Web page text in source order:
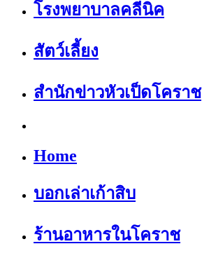
โรงพยาบาลคลีนิค
สัตว์เลี้ยง
สำนักข่าวหัวเป็ดโคราช
Home
บอกเล่าเก้าสิบ
ร้านอาหารในโคราช